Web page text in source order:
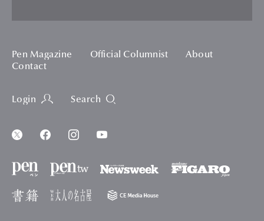
Pen Magazine Official Columnist
About
Contact
Login Search